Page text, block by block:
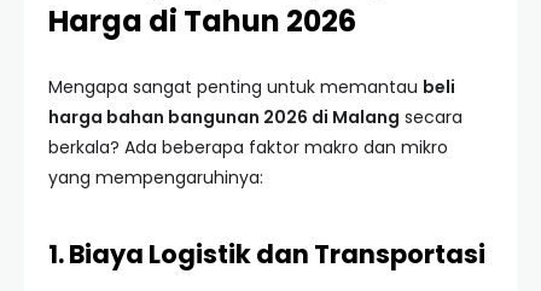
Harga di Tahun 2026
Mengapa sangat penting untuk memantau beli
harga bahan bangunan 2026 di Malang secara
berkala? Ada beberapa faktor makro dan mikro
yang mempengaruhinya:
1. Biaya Logistik dan Transportasi